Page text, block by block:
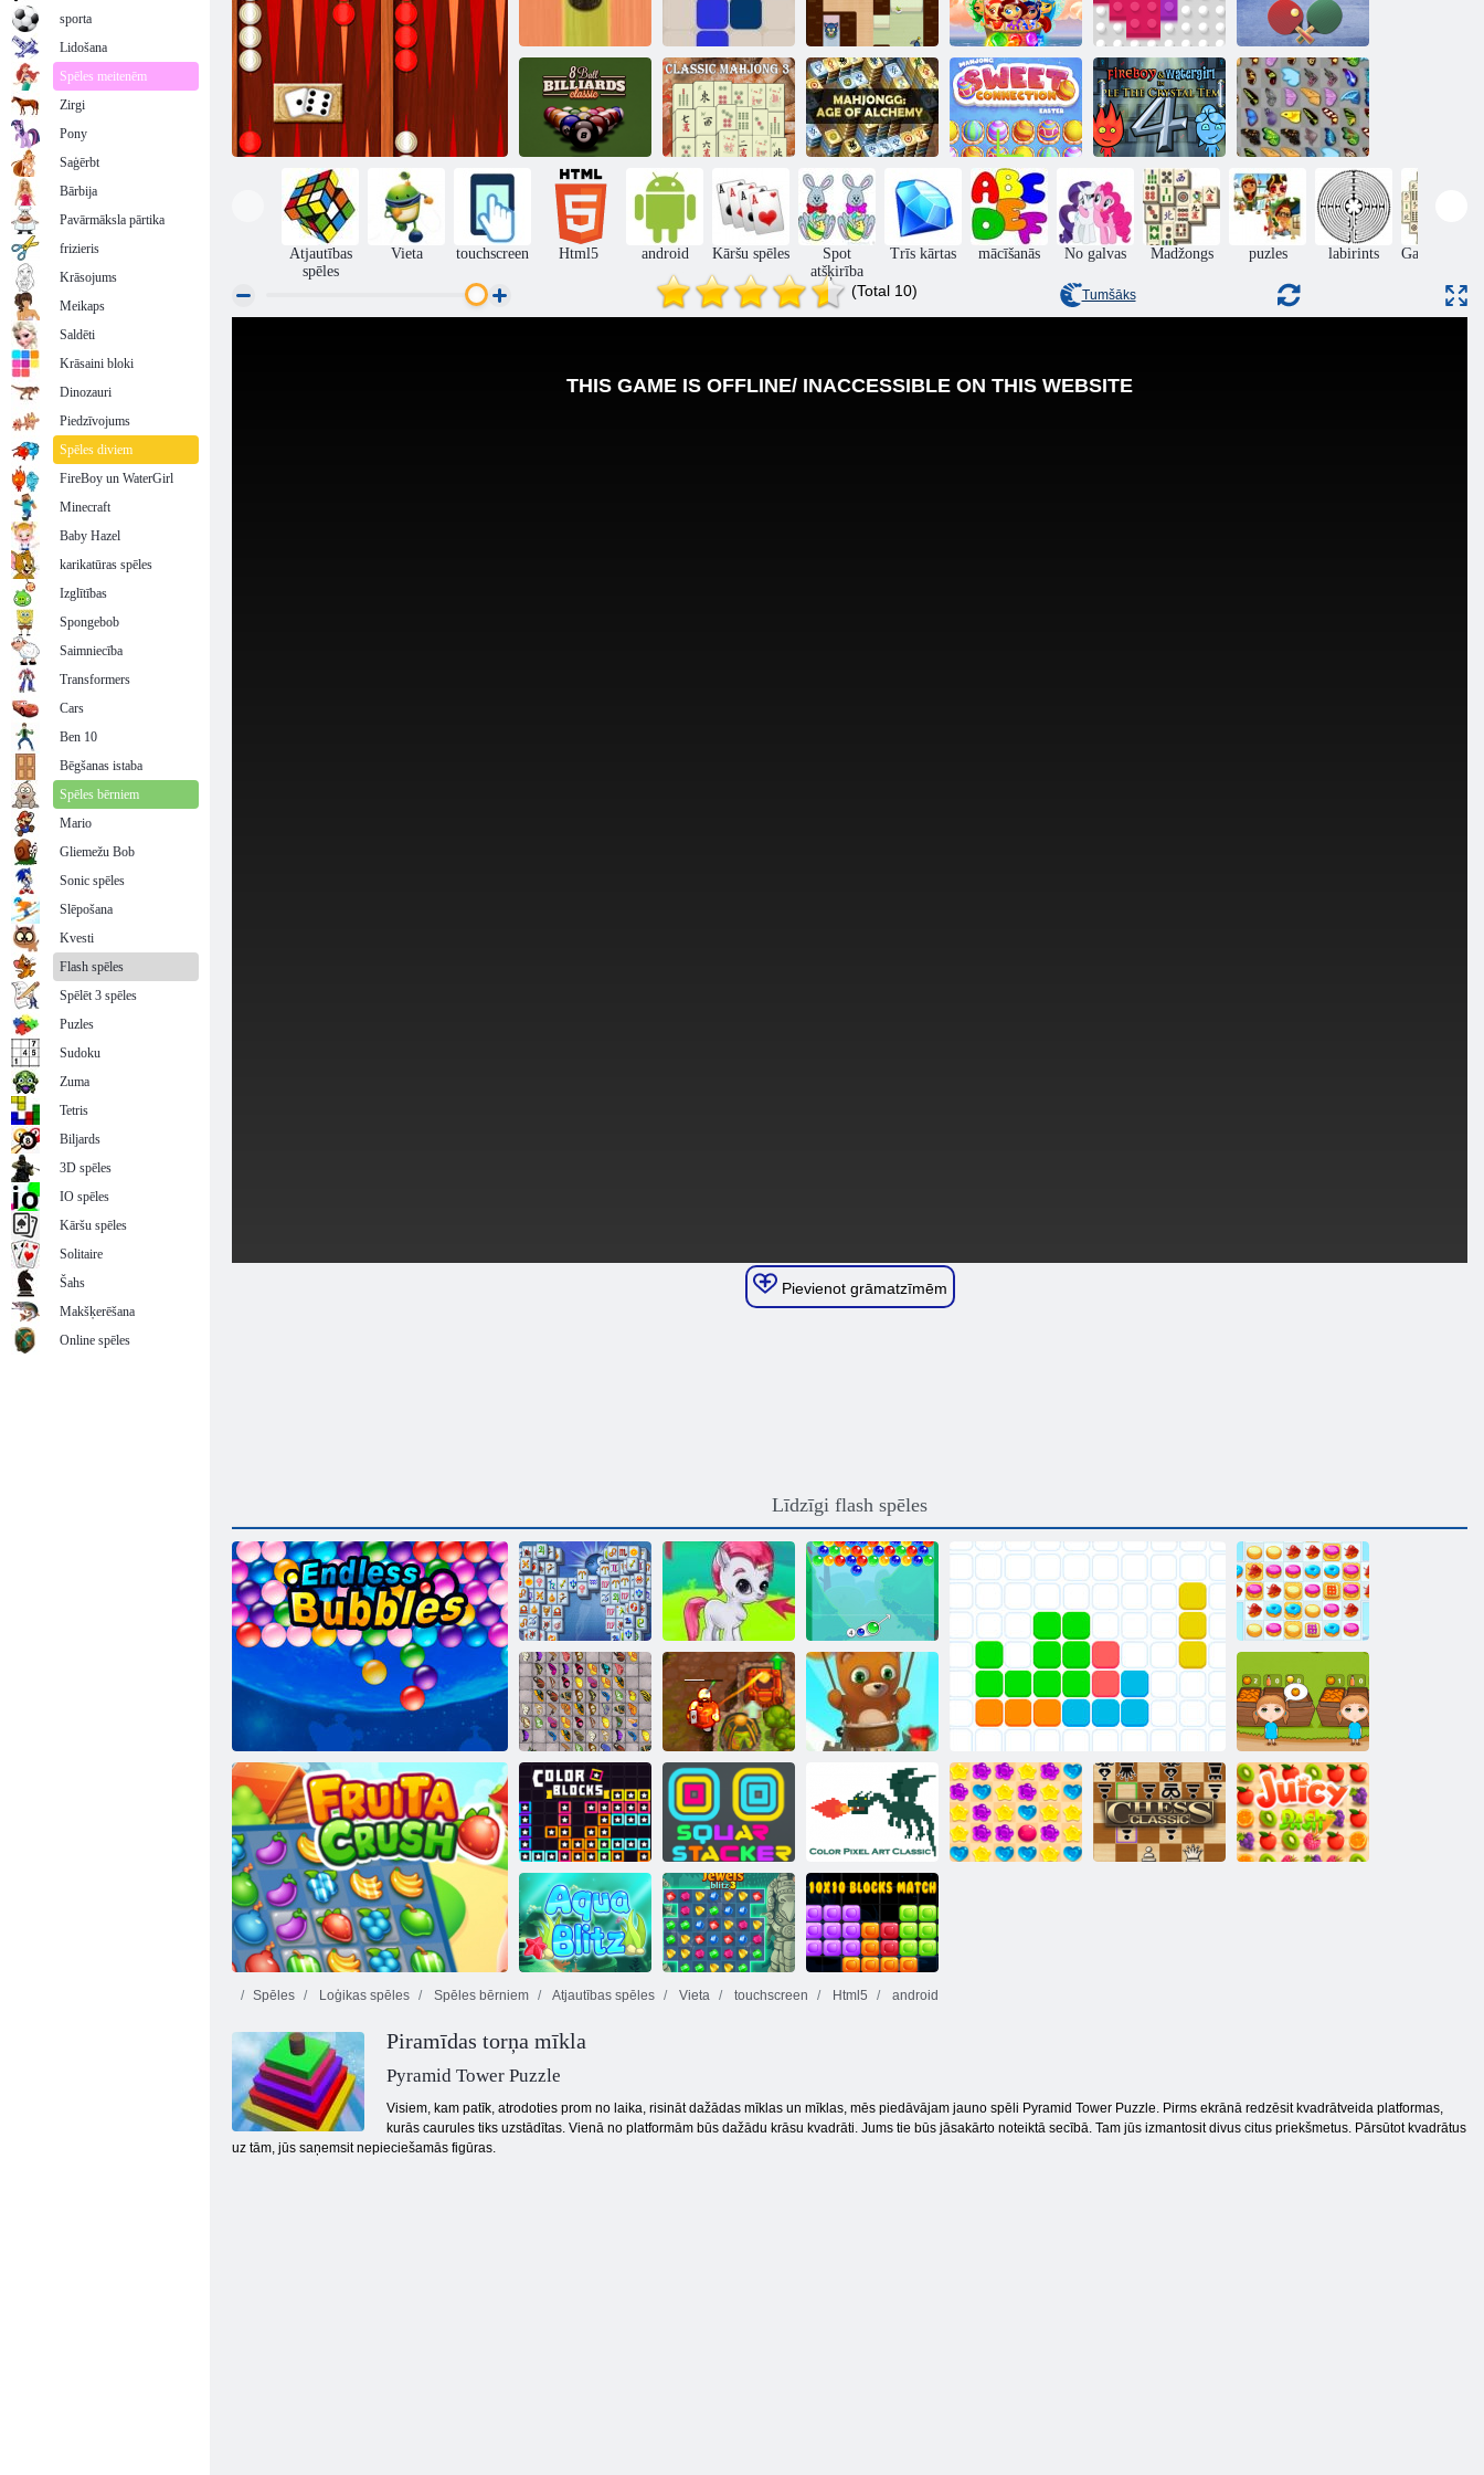
Suši
backgammon
1212!
Nekaunīgs
Džeimss
Burvju
dārglietas
2020 bloki
Galda tenisa
pasaules tūre
8 balles biljarda
klasika
Klasisks
madžongs 3
Mahjong
alķīmija
Mahjong saldas
Lieldienas
Fireboy and
Watergirl 4:
Kristāla templis
Tauriņš kyodai
Atjautības
spēles
Vieta touchscreen Html5 android Kāršu spēles
Spot
atšķirība
Trīs kārtas mācīšanās No galvas Madžongs puzles labirints Galda spēles
(Total 10) Tumšāks
Pievienot grāmatzīmēm
Līdzīgi flash spēles
Bezgalīgi burbuļi
Mahjong
Fortuna
Burbulis Gemes
Burbulis
Charms
Sīkdatņu
simpātija 2
Tauriņš Kyodai
HD
Nolādēts
dārgums 2
Burbuļu šāvējs
Apelsīnu ferma
Krāsu bloki
Kvadrātveida
grābeklis
Krāsu pikseļu
mākslas klasika
Aqua Blitz
Spēles Loģikas spēles Spēles bērniem Atjautības spēles Vieta touchscreen Html5 android
Piramīdas torņa mīkla
Pyramid Tower Puzzle
Visiem, kam patīk, atrodoties prom no laika, risināt dažādas mīklas un mīklas, mēs piedāvājam jauno spēli Pyramid Tower Puzzle. Pirms ekrānā redzēsit kvadrātveida platformas,
kurās caurules tiks uzstādītas. Vienā no platformām būs dažādu krāsu kvadrāti. Jums tie būs jāsakārto noteiktā secībā. Tam jūs izmantosit divus citus priekšmetus. Pārsūtot kvadrātus
uz tām, jūs saņemsit nepieciešamās figūras.
sporta
Lidošana
Spēles meitenēm
Zirgi
Pony
Saģērbt
Bārbija
Pavārmāksla pārtika
frizieris
Krāsojums
Meikaps
Saldēti
Krāsaini bloki
Dinozauri
Piedzīvojums
Spēles diviem
FireBoy un WaterGirl
Minecraft
Baby Hazel
karikatūras spēles
Izglītības
Spongebob
Saimniecība
Transformers
Cars
Ben 10
Bēgšanas istaba
Spēles bērniem
Mario
Gliemežu Bob
Sonic spēles
Slēpošana
Kvesti
Flash spēles
Spēlēt 3 spēles
Puzles
Sudoku
Zuma
Tetris
Biljards
3D spēles
IO spēles
Kāršu spēles
Solitaire
Šahs
Makšķerēšana
Online spēles